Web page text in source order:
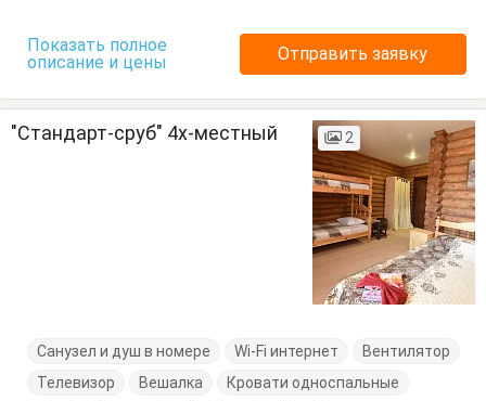
Показать полное
описание и цены
Отправить заявку
"Стандарт-сруб" 4х-местный 2
Санузел и душ в номере Wi-Fi интернет
Вентилятор
Телевизор
Вешалка
Кровати односпальные